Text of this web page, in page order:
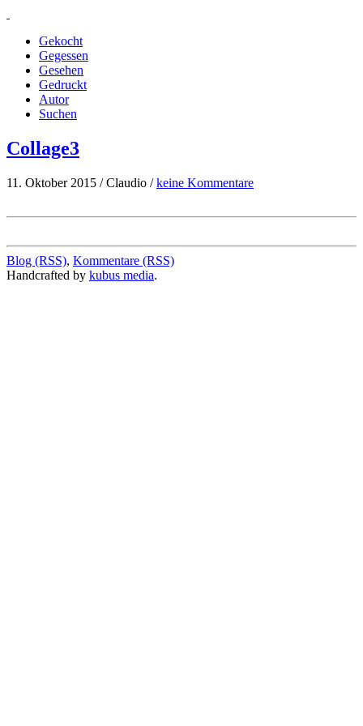
Gekocht
Gegessen
Gesehen
Gedruckt
Autor
Suchen
Collage3
11. Oktober 2015 / Claudio /keine Kommentare
Blog (RSS), Kommentare (RSS)
Handcrafted by kubus media.